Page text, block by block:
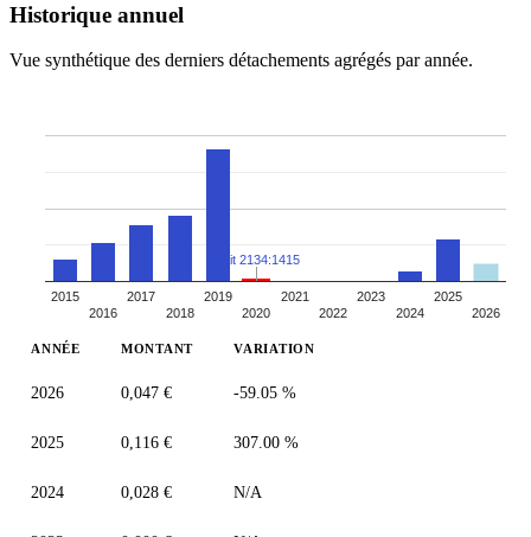
Historique annuel
Vue synthétique des derniers détachements agrégés par année.
2015
2016
2017
2018
2019
2020
2021
2022
2023
2024
2025
2026
Split 2134:1415
ANNÉE MONTANT VARIATION
2026 0,047 € -59.05 %
2025 0,116 € 307.00 %
2024 0,028 € N/A